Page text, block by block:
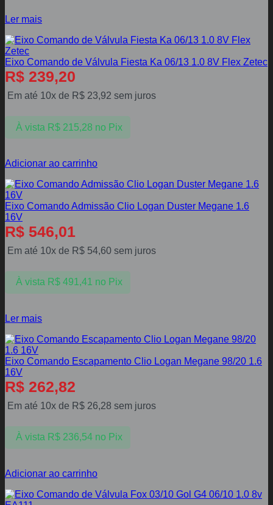
Ler mais
Eixo Comando de Válvula Fiesta Ka 06/13 1.0 8V Flex Zetec
R$ 239,20
Em até 10x de R$ 23,92 sem juros
À vista R$215,28 no Pix
Adicionar ao carrinho
Eixo Comando Admissão Clio Logan Duster Megane 1.6
16V
R$ 546,01
Em até 10x de R$ 54,60 sem juros
À vista R$491,41 no Pix
Ler mais
Eixo Comando Escapamento Clio Logan Megane 98/20 1.6
16V
R$ 262,82
Em até 10x de R$ 26,28 sem juros
À vista R$236,54 no Pix
Adicionar ao carrinho